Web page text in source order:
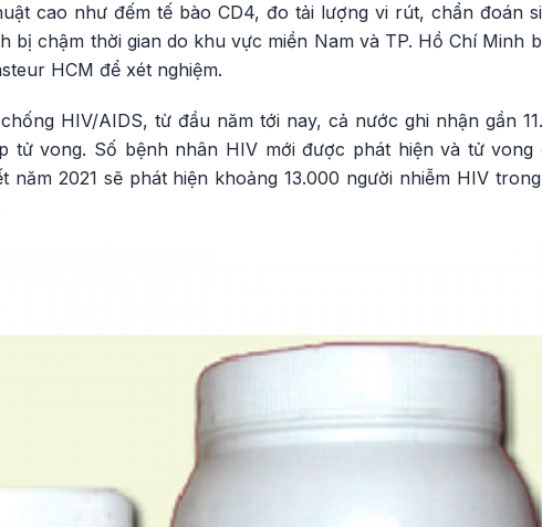
cao như đếm tế bào CD4, đo tải lượng vi rút, chẩn đoán
bị chậm thời gian do khu vực miền Nam và TP. Hồ Chí Minh
HCM để xét nghiệm.
HIV/AIDS, từ đầu năm tới nay, cả nước ghi nhận gần
tử vong. Số bệnh nhân HIV mới được phát hiện và tử vong
năm 2021 sẽ phát hiện khoảng 13.000 người nhiễm HIV